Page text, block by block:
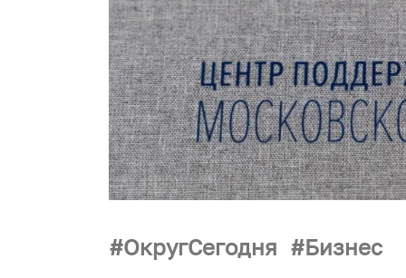
ОкругСегодня Бизнес